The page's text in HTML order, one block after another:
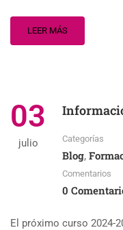
LEER MÁS
03
julio Categorías
Blog,
Comentarios
0
El próximo curso 2024-